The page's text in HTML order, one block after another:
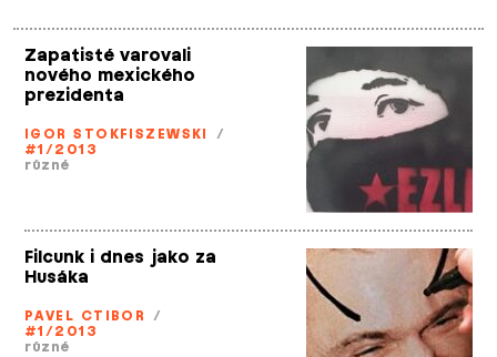
Zapatisté varovali
nového mexického
prezidenta
IGOR STOKFISZEWSKI
/
#1/2013
různé
Filcunk i dnes jako za
Husáka
PAVEL CTIBOR /
#1/2013
různé